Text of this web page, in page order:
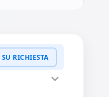
SU RICHIESTA